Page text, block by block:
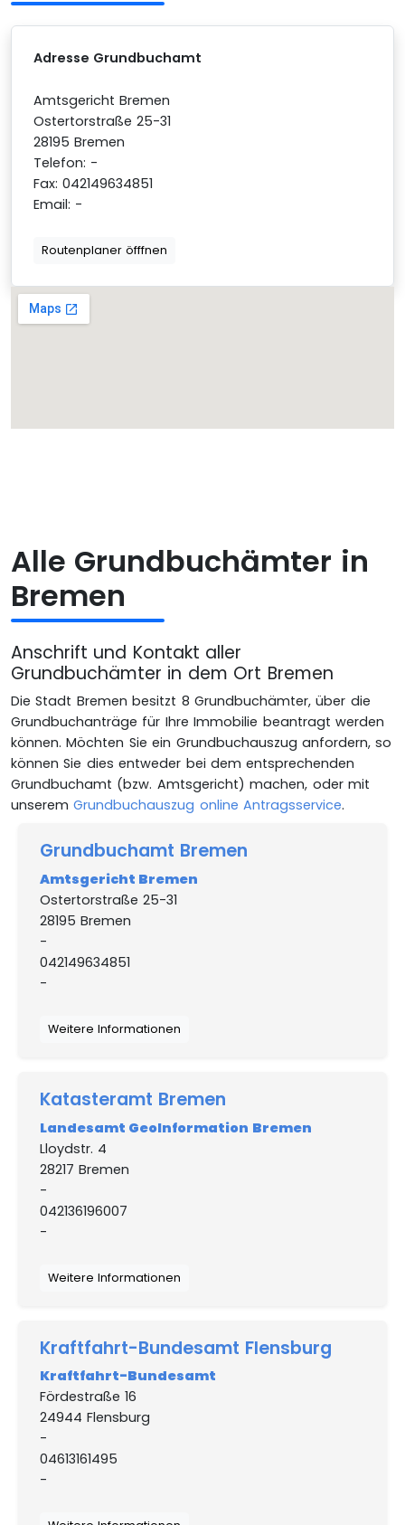
Adresse Grundbuchamt
Amtsgericht Bremen
Ostertorstraße 25-31
28195 Bremen
Telefon: -
Fax: 042149634851
Email: -
Routenplaner öfffnen
Alle Grundbuchämter in
Bremen
Anschrift und Kontakt aller
Grundbuchämter in dem Ort Bremen
Die Stadt Bremen besitzt 8 Grundbuchämter, über die
Grundbuchanträge für Ihre Immobilie beantragt werden
können. Möchten Sie ein Grundbuchauszug anfordern, so
können Sie dies entweder bei dem entsprechenden
Grundbuchamt (bzw. Amtsgericht) machen, oder mit
unseremGrundbuchauszug online Antragsservice.
Grundbuchamt Bremen
Amtsgericht Bremen
Ostertorstraße 25-31
28195 Bremen
-
042149634851
-
Weitere Informationen
Katasteramt Bremen
Landesamt GeoInformation Bremen
Lloydstr. 4
28217 Bremen
-
042136196007
-
Weitere Informationen
Kraftfahrt-Bundesamt Flensburg
Kraftfahrt-Bundesamt
Fördestraße 16
24944 Flensburg
-
04613161495
-